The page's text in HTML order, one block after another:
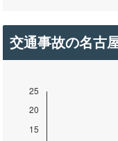
交通事故の名古